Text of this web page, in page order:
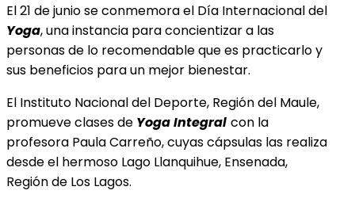
El 21 de junio se conmemora el Día Internacional del
Yoga, una instancia para concientizar a las
personas de lo recomendable que es practicarlo y
sus beneficios para un mejor bienestar.
El Instituto Nacional del Deporte, Región del Maule,
promueve clases de Yoga Integral con la
profesora Paula Carreño, cuyas cápsulas las realiza
desde el hermoso Lago Llanquihue, Ensenada,
Región de Los Lagos.